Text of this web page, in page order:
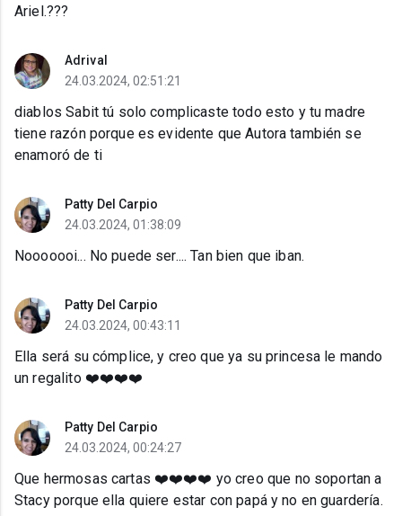
Ariel.???
Adrival
24.03.2024, 02:51:21
diablos Sabit tú solo complicaste todo esto y tu madre
tiene razón porque es evidente que Autora también se
enamoró de ti
Patty Del Carpio
24.03.2024, 01:38:09
Nooooooi... No puede ser.... Tan bien que iban.
Patty Del Carpio
24.03.2024, 00:43:11
Ella será su cómplice, y creo que ya su princesa le mando
un regalito ❤️❤️❤️❤️
Patty Del Carpio
24.03.2024, 00:24:27
Que hermosas cartas ❤️❤️❤️❤️ yo creo que no soportan a
Stacy porque ella quiere estar con papá y no en guardería.